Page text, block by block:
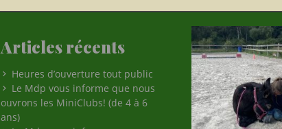
Articles récents
Heures d’ouverture tout public
Le Mdp vous informe que nous
ouvrons les MiniClubs! (de 4 à 6
ans)